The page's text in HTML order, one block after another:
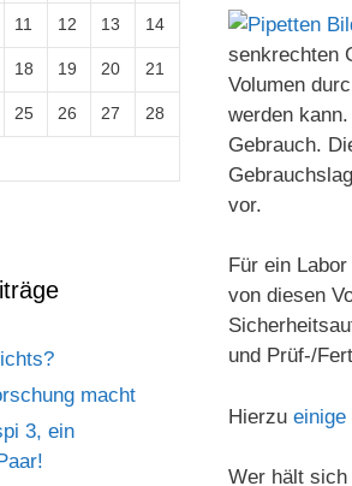
senkrechten
Volumen
werden
Gebrauch.
vor.
Für ein
von diesen
und Prüf-/
Hierzu einige
Wer hält sich
11 12 13 14
18 19 20 21
25 26 27 28
macht
3, ein